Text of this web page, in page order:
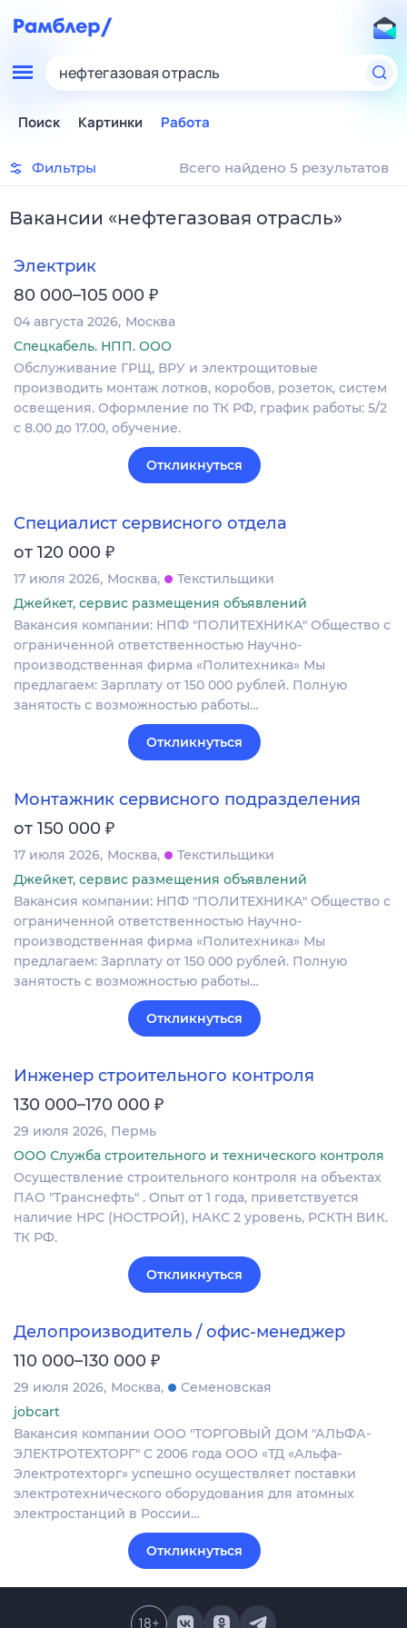
нефтегазовая отрасль
Поиск Картинки Работа
Фильтры Всего найдено 5 результатов
Вакансии «нефтегазовая отрасль»
Электрик
80 000–105 000 ₽
04 августа 2026 Москва
Спецкабель. НПП. ООО
Обслуживание ГРЩ, ВРУ и электрощитовые
производить монтаж лотков, коробов, розеток, систем
освещения. Оформление по ТК РФ, график работы: 5/2
с 8.00 до 17.00, обучение.
Откликнуться
Специалист сервисного отдела
от 120 000 ₽
17 июля 2026 Москва
Текстильщики
Джейкет, сервис размещения объявлений
Вакансия компании: НПФ "ПОЛИТЕХНИКА" Общество с
ограниченной ответственностью Научно-
производственная фирма «Политехника» Мы
предлагаем: Зарплату от 150 000 рублей. Полную
занятость с возможностью работы…
Откликнуться
Монтажник сервисного подразделения
от 150 000 ₽
17 июля 2026 Москва
Текстильщики
Джейкет, сервис размещения объявлений
Вакансия компании: НПФ "ПОЛИТЕХНИКА" Общество с
ограниченной ответственностью Научно-
производственная фирма «Политехника» Мы
предлагаем: Зарплату от 150 000 рублей. Полную
занятость с возможностью работы…
Откликнуться
Инженер строительного контроля
130 000–170 000 ₽
29 июля 2026 Пермь
ООО Служба строительного и технического контроля
Осуществление строительного контроля на объектах
ПАО "Транснефть" . Опыт от 1 года, приветствуется
наличие НРС (НОСТРОЙ), НАКС 2 уровень, РСКТН ВИК.
ТК РФ.
Откликнуться
Делопроизводитель / офис-менеджер
110 000–130 000 ₽
29 июля 2026 Москва
Семеновская
jobcart
Вакансия компании ООО "ТОРГОВЫЙ ДОМ "АЛЬФА-
ЭЛЕКТРОТЕХТОРГ" С 2006 года ООО «ТД «Альфа-
Электротехторг» успешно осуществляет поставки
электротехнического оборудования для атомных
электростанций в России…
Откликнуться
18+